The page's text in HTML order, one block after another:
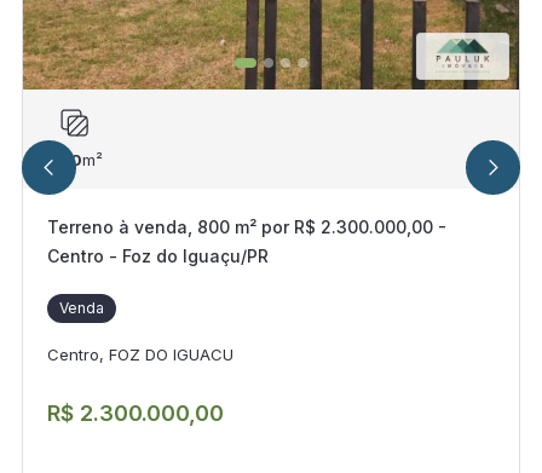
800m²
Terreno à venda, 800 m² por R$ 2.300.000,00 -
Centro - Foz do Iguaçu/PR
Venda
Centro, FOZ DO IGUACU
R$ 2.300.000,00